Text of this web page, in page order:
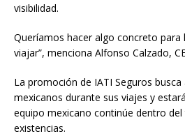
visibilidad.
Queríamos hacer algo concreto para
viajar”, menciona Alfonso Calzado,
La promoción de IATI Seguros
mexicanos durante sus viajes y
equipo mexicano continúe dentro
existencias.